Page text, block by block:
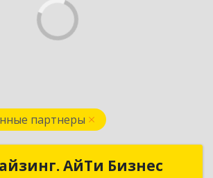
партнеры
АйТи Бизнес
АйТи Бизнес